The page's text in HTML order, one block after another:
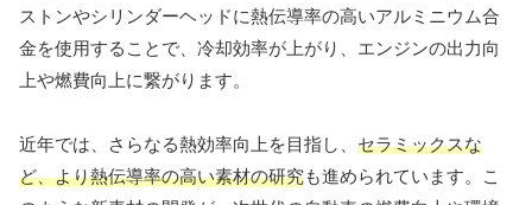
ストンやシリンダーヘッドに熱伝導率の高いアルミニウム合
金を使用することで、冷却効率が上がり、エンジンの出力向
上や燃費向上に繋がります。
近年では、さらなる熱効率向上を目指し、 セラミックスな
ど、より熱伝導率の高い素材の研究も進められています。こ